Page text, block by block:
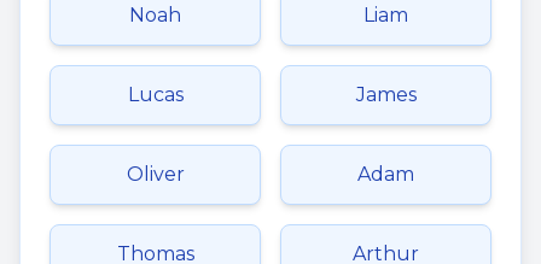
Noah Liam
Lucas James
Oliver Adam
Thomas Arthur